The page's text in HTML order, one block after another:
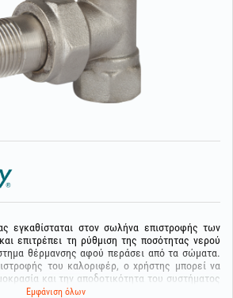
εγκαθίσταται στον σωλήνα επιστροφής των
επιτρέπει τη ρύθμιση της ποσότητας νερού
θέρμανσης αφού περάσει από τα σώματα.
του καλοριφέρ, ο χρήστης μπορεί να
και την αποδοτικότητα του συστήματος
τη ροή του νερού που επιστρέφει στο δίκτυο
Εμφάνιση όλων